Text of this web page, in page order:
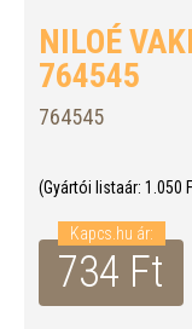
NILOÉ
764545
764545
(Gyártói listaár:1.050
Kapcs.hu ár:
734 Ft